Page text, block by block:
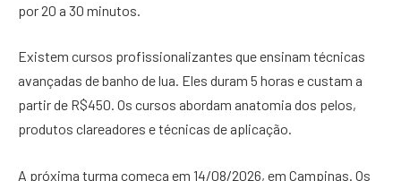
por 20 a 30 minutos.
Existem cursos profissionalizantes que ensinam técnicas
avançadas de banho de lua. Eles duram 5 horas e custam a
partir de R$450. Os cursos abordam anatomia dos pelos,
produtos clareadores e técnicas de aplicação.
A próxima turma começa em 14/08/2026, em Campinas. Os